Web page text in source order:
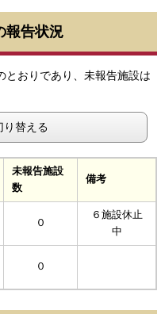
報告状況
おりであり、未報告施設は
り替える
未報告施設
数
備考
０
６施設休止
中
０